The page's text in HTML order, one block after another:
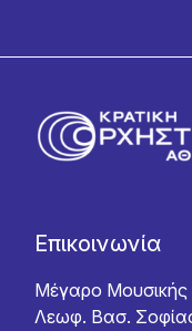
Επικοινωνία
Μέγαρο
Λεωφ. Βασ.